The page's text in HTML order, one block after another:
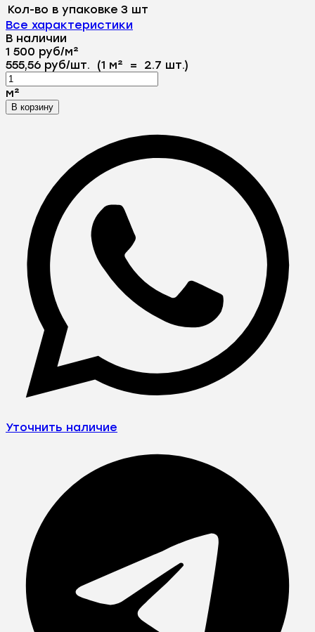
Кол-во в упаковке 3 шт
Все характеристики
В наличии
1 500 руб/м²
555,56 руб/шт. (1 м² = 2.7 шт.)
м²
В корзину
Уточнить наличие